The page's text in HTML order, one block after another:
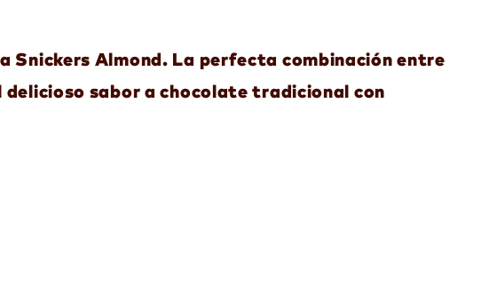
Snickers Almond. La perfecta combinación entre
delicioso sabor a chocolate tradicional con